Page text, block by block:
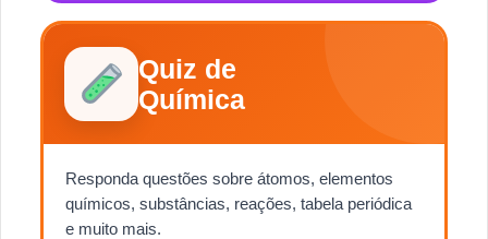
Quiz de
Química
Responda questões sobre átomos, elementos
químicos, substâncias, reações, tabela periódica
e muito mais.